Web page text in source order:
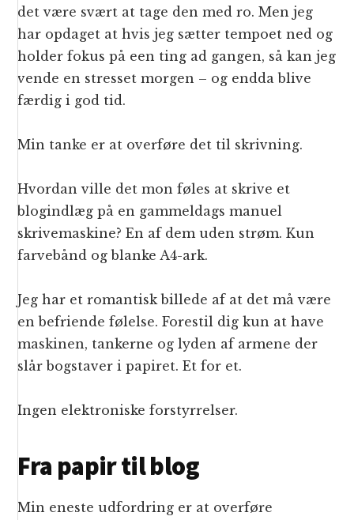
det være svært at tage den med ro. Men jeg
har opdaget at hvis jeg sætter tempoet ned og
holder fokus på een ting ad gangen, så kan jeg
vende en stresset morgen – og endda blive
færdig i god tid.
Min tanke er at overføre det til skrivning.
Hvordan ville det mon føles at skrive et
blogindlæg på en gammeldags manuel
skrivemaskine? En af dem uden strøm. Kun
farvebånd og blanke A4-ark.
Jeg har et romantisk billede af at det må være
en befriende følelse. Forestil dig kun at have
maskinen, tankerne og lyden af armene der
slår bogstaver i papiret. Et for et.
Ingen elektroniske forstyrrelser.
Fra papir til blog
Min eneste udfordring er at overføre